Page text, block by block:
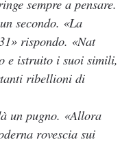
sempre a pensare.
secondo. «La
rispondo. «Nat
e istruito i suoi simili,
ribellioni di
un pugno. «Allora
rovescia sui